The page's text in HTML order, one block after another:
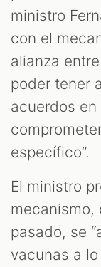
ministro
con el
alianza
poder tener
acuerdos
específico”.
El ministro
mecanismo,
pasado, se
vacunas a